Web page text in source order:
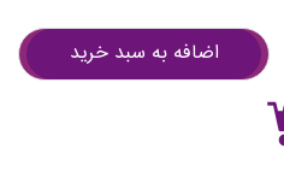
اضافه به سبد خرید